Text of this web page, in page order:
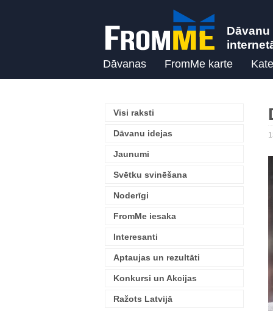
Dāvanu
Dāvanas FromMe karte
Visi raksti
Dāvanu idejas
Jaunumi
Svētku svinēšana
Noderīgi
FromMe iesaka
Interesanti
Aptaujas un rezultāti
Konkursi un Akcijas
Ražots Latvijā